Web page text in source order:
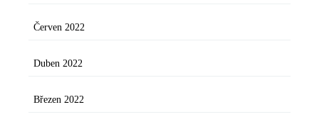
Červen 2022
Duben 2022
Březen 2022